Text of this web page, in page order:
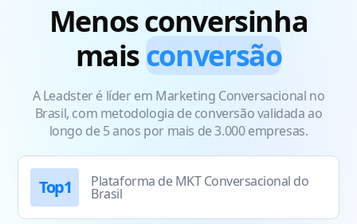
Menos conversinha
maisconversão
A Leadster é líder em Marketing Conversacional no
Brasil, com metodologia de conversão validada ao
longo de 5 anos por mais de 3.000 empresas.
Top1 Plataforma de MKT Conversacional do
Brasil